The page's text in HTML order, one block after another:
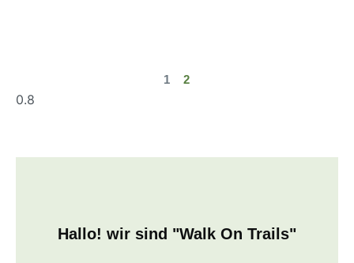
1 2
Hallo! wir sind "Walk On Trails"